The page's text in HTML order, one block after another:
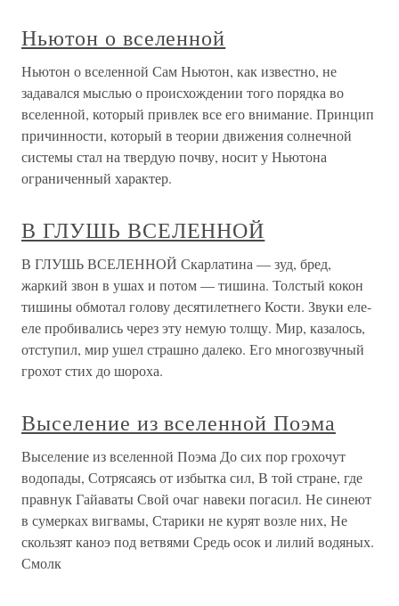
Ньютон о вселенной
Ньютон о вселенной Сам Ньютон, как известно, не
задавался мыслью о происхождении того порядка во
вселенной, который привлек все его внимание. Принцип
причинности, который в теории движения солнечной
системы стал на твердую почву, носит у Ньютона
ограниченный характер.
В ГЛУШЬ ВСЕЛЕННОЙ
В ГЛУШЬ ВСЕЛЕННОЙ Скарлатина — зуд, бред,
жаркий звон в ушах и потом — тишина. Толстый кокон
тишины обмотал голову десятилетнего Кости. Звуки еле-
еле пробивались через эту немую толщу. Мир, казалось,
отступил, мир ушел страшно далеко. Его многозвучный
грохот стих до шороха.
Выселение из вселенной Поэма
Выселение из вселенной Поэма До сих пор грохочут
водопады, Сотрясаясь от избытка сил, В той стране, где
правнук Гайаваты Свой очаг навеки погасил. Не синеют
в сумерках вигвамы, Старики не курят возле них, Не
скользят каноэ под ветвями Средь осок и лилий водяных.
Смолк